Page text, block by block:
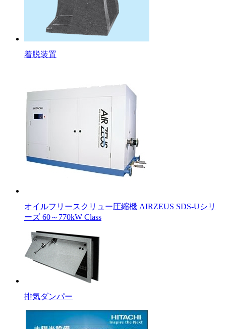
着脱装置
オイルフリースクリュー圧縮機 AIRZEUS SDS-Uシリ
ーズ 60～770kW Class
排気ダンパー